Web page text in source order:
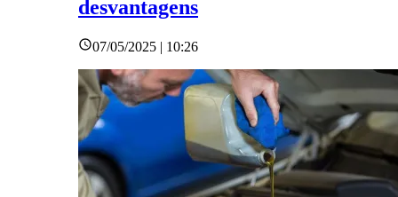
desvantagens
07/05/2025 | 10:26